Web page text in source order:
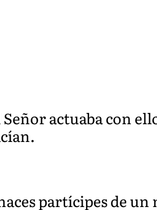
actuaba con
partícipes de un